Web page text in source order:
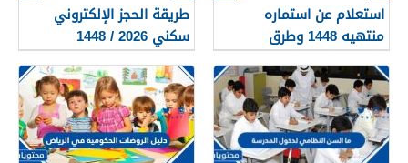
استعلام عن استماره
منتهيه 1448 وطرق
تجديدها
طريقة الحجز الإلكتروني
سكني 2026 / 1448
بالتفصيل